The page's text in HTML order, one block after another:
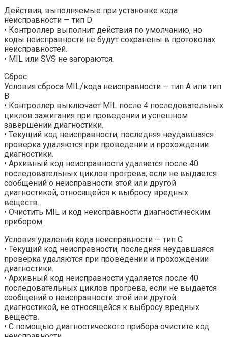
Действия, выполняемые при установке кода
неисправности — тип D
• Контроллер выполнит действия по умолчанию, но
коды неисправности не будут сохранены в протоколах
неисправностей.
• MIL или SVS не загораются.
Сброс
Условия сброса MIL/кода неисправности — тип A или тип
B
• Контроллер выключает MIL после 4 последовательных
циклов зажигания при проведении и успешном
завершении диагностики.
• Текущий код неисправности, последняя неудавшаяся
проверка удаляются при проведении и прохождении
диагностики.
• Архивный код неисправности удаляется после 40
последовательных циклов прогрева, если не выдается
сообщений о неисправности этой или другой
диагностикой, относящейся к выбросу вредных
веществ.
• Очистить MIL и код неисправности диагностическим
прибором.
Условия удаления кода неисправности — тип С
• Текущий код неисправности, последняя неудавшаяся
проверка удаляются при проведении и прохождении
диагностики.
• Архивный код неисправности удаляется после 40
последовательных циклов прогрева, если не выдается
сообщений о неисправности этой или другой
диагностикой, не относящейся к выбросу вредных
веществ.
• С помощью диагностического прибора очистите код